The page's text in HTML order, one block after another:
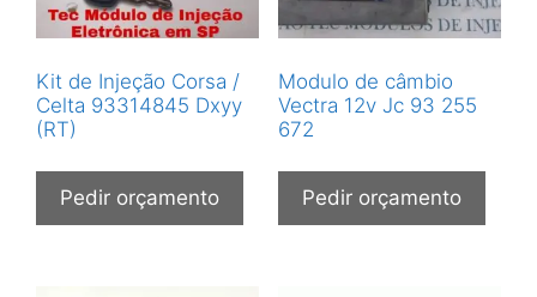
Kit de Injeção Corsa /
Celta 93314845 Dxyy
(RT)
Pedir orçamento
Modulo de câmbio
Vectra 12v Jc 93 255
672
Pedir orçamento